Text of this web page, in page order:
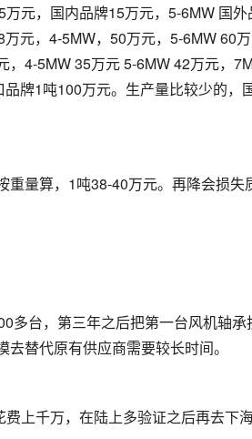
元，国内品牌15万元，5-6MW 国
元，4-5MW，50万元，5-6MW 60
4-5MW 35万元 5-6MW 42万元，
牌1吨100万元。生产量比较少的，
量算，1吨38-40万元。再降会损失
多台，第三年之后把第一台风机轴承
替代原有供应商需要较长时间。
上千万，在陆上多验证之后再去下海